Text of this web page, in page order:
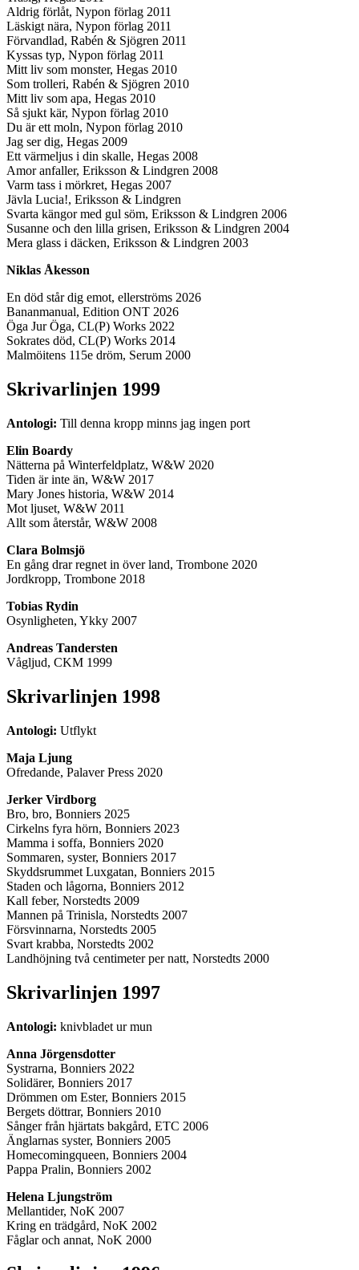
Aldrig förlåt, Nypon förlag 2011
Läskigt nära, Nypon förlag 2011
Förvandlad, Rabén & Sjögren 2011
Kyssas typ, Nypon förlag 2011
Mitt liv som monster, Hegas 2010
Som trolleri, Rabén & Sjögren 2010
Mitt liv som apa, Hegas 2010
Så sjukt kär, Nypon förlag 2010
Du är ett moln, Nypon förlag 2010
Jag ser dig, Hegas 2009
Ett värmeljus i din skalle, Hegas 2008
Amor anfaller, Eriksson & Lindgren 2008
Varm tass i mörkret, Hegas 2007
Jävla Lucia!, Eriksson & Lindgren
Svarta kängor med gul söm, Eriksson & Lindgren 2006
Susanne och den lilla grisen, Eriksson & Lindgren 2004
Mera glass i däcken, Eriksson & Lindgren 2003
Niklas Åkesson
En död står dig emot, ellerströms 2026
Bananmanual, Edition ONT 2026
Öga Jur Öga, CL(P) Works 2022
Sokrates död, CL(P) Works 2014
Malmöitens 115e dröm, Serum 2000
Skrivarlinjen 1999
Antologi: Till denna kropp minns jag ingen port
Elin Boardy
Nätterna på Winterfeldplatz, W&W 2020
Tiden är inte än, W&W 2017
Mary Jones historia, W&W 2014
Mot ljuset, W&W 2011
Allt som återstår, W&W 2008
Clara Bolmsjö
En gång drar regnet in över land, Trombone 2020
Jordkropp, Trombone 2018
Tobias Rydin
Osynligheten, Ykky 2007
Andreas Tandersten
Vågljud, CKM 1999
Skrivarlinjen 1998
Antologi: Utflykt
Maja Ljung
Ofredande, Palaver Press 2020
Jerker Virdborg
Bro, bro, Bonniers 2025
Cirkelns fyra hörn, Bonniers 2023
Mamma i soffa, Bonniers 2020
Sommaren, syster, Bonniers 2017
Skyddsrummet Luxgatan, Bonniers 2015
Staden och lågorna, Bonniers 2012
Kall feber, Norstedts 2009
Mannen på Trinisla, Norstedts 2007
Försvinnarna, Norstedts 2005
Svart krabba, Norstedts 2002
Landhöjning två centimeter per natt, Norstedts 2000
Skrivarlinjen 1997
Antologi: knivbladet ur mun
Anna Jörgensdotter
Systrarna, Bonniers 2022
Solidärer, Bonniers 2017
Drömmen om Ester, Bonniers 2015
Bergets döttrar, Bonniers 2010
Sånger från hjärtats bakgård, ETC 2006
Änglarnas syster, Bonniers 2005
Homecomingqueen, Bonniers 2004
Pappa Pralin, Bonniers 2002
Helena Ljungström
Mellantider, NoK 2007
Kring en trädgård, NoK 2002
Fåglar och annat, NoK 2000